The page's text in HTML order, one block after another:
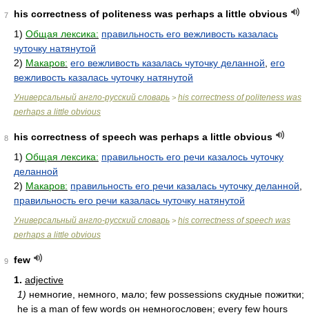
7
his correctness of politeness was perhaps a little obvious
1) Общая лексика: правильность его вежливость казалась
чуточку натянутой
2) Макаров: его вежливость казалась чуточку деланной его
вежливость казалась чуточку натянутой
Универсальный англо-русский словарь > his correctness of politeness was
perhaps a little obvious
8
his correctness of speech was perhaps a little obvious
1) Общая лексика: правильность его речи казалось чуточку
деланной
2) Макаров: правильность его речи казалась чуточку деланной
правильность его речи казалась чуточку натянутой
Универсальный англо-русский словарь > his correctness of speech was
perhaps a little obvious
9
few
1. adjective
1) немногие, немного, мало; few possessions скудные пожитки;
he is a man of few words он немногословен; every few hours